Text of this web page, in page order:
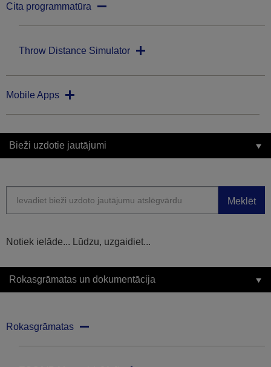
Cita programmatūra
Throw Distance Simulator
Mobile Apps
Bieži uzdotie jautājumi
Meklēt
Notiek ielāde... Lūdzu, uzgaidiet...
Rokasgrāmatas un dokumentācija
Rokasgrāmatas